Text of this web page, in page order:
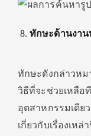
ทักษะด้านงาน
ทักษะดังกล่าวห
วิธีที่จะช่วยเหลื
อุตสาหกรรมเดี
เกี่ยวกับเรื่องเห